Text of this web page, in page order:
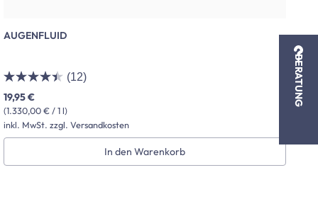
AUGENFLUID
(12)
(1.330,00 € / 1 l)
19,95 €
inkl. MwSt. zzgl. Versandkosten
In den Warenkorb
BERATUNG